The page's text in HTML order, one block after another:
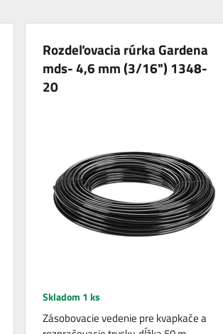
Rozdeľovacia rúrka Gardena
mds- 4,6 mm (3/16") 1348-
20
Skladom 1 ks
Zásobovacie vedenie pre kvapkače a